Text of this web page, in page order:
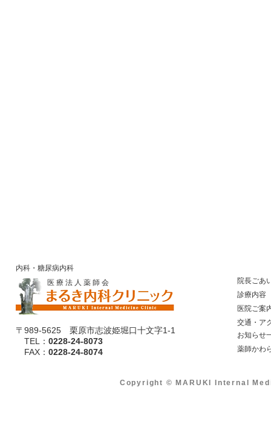
内科・糖尿病内科
医 療 法 人 薬 師 会
〒989-5625 栗原市志波姫堀口十文字1-1
TEL： 0228-24-8073
​ FAX： 0228-24-8074
院長ごあ
診療内容
医院ご案
交通・ア
お知らせ
薬師かわ
Copyright © MARUKI Internal